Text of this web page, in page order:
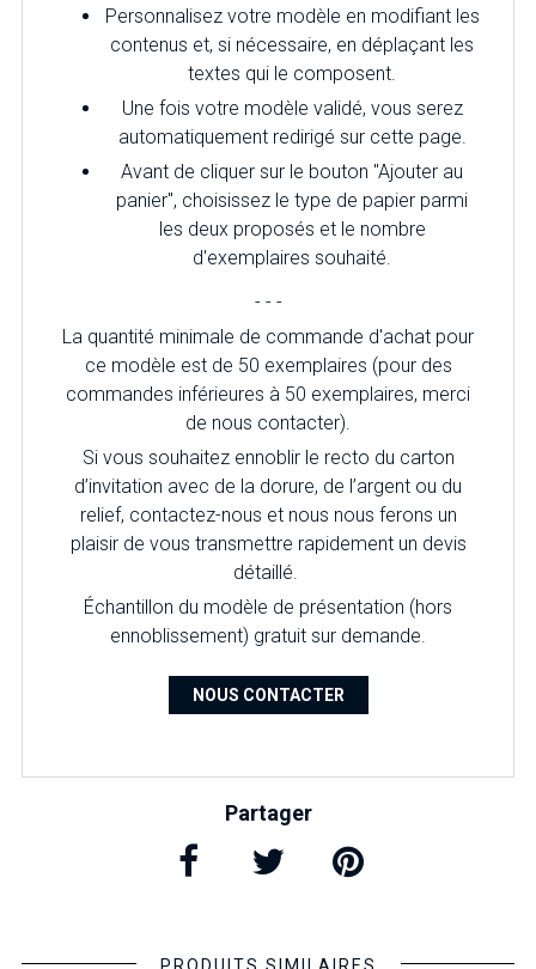
Personnalisez votre modèle en modifiant les
contenus et, si nécessaire, en déplaçant les
textes qui le composent.
Une fois votre modèle validé, vous serez
automatiquement redirigé sur cette page.
Avant de cliquer sur le bouton "Ajouter au
panier", choisissez le type de papier parmi
les deux proposés et le nombre
d'exemplaires souhaité.
- - -
La quantité minimale de commande d'achat pour
ce modèle est de 50 exemplaires (pour des
commandes inférieures à 50 exemplaires, merci
de nous contacter).
Si vous souhaitez ennoblir le recto du carton
d’invitation avec de la dorure, de l’argent ou du
relief, contactez-nous et nous nous ferons un
plaisir de vous transmettre rapidement un devis
détaillé.
Échantillon du modèle de présentation (hors
ennoblissement) gratuit sur demande.
NOUS CONTACTER
Partager